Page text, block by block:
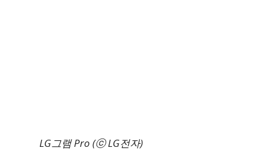
LG그램 Pro (ⓒ LG전자)